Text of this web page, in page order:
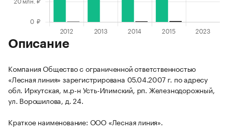
Описание
Компания Общество с ограниченной ответственностью
«Лесная линия» зарегистрирована 05.04.2007 г. по адресу
обл. Иркутская, м.р-н Усть-Илимский, рп. Железнодорожный,
ул. Ворошилова, д. 24.
Краткое наименование: ООО «Лесная линия».